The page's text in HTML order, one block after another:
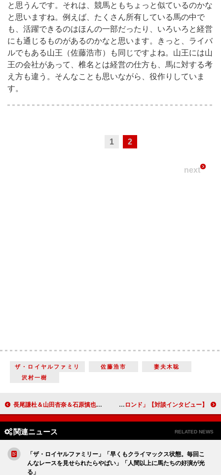
と思うんです。それは、競馬ともちょっと似ているのかな
と思いますね。例えば、たくさん所有している馬の中で
も、活躍できるのはほんの一部だったり、いろいろと経営
にも通じるものがあるのかなと思います。きっと、ライバ
ルでもある山王（佐藤浩市）も同じですよね。山王には山
王の会社があって、椎名とは経営の仕方も、馬に対する考
え方も違う。そんなことも思いながら、役作りしていま
す。
1 2
next
ザ・ロイヤルファミリ 佐藤浩市
妻夫木聡
沢村一樹
長尾謙杜＆山田杏奈＆石原慎也（Saucy Dog）が話題の映画でタッグ！「主題歌が主人公たちの気持ちを表している」『恋に至る病』【インタビュー】 草なぎ剛「やっぱりすごい…。心からリスペクトしています」 風吹ジュン「学ぶことも多く、新しい意識が生まれるドラマ」「終幕のロンド」【対談インタビュー】
関連ニュース RELATED NEWS
「ザ・ロイヤルファミリー」「早くもクライマックス状態。毎回こ
んなレースを見せられたらやばい」「人間以上に馬たちの好演が光
る」